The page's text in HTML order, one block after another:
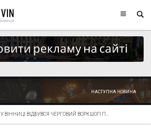
НАСТУПНА НОВИНА
У ВІННИЦІ ВІДБУВСЯ ЧЕРГОВИЙ ВОРКШОП П...